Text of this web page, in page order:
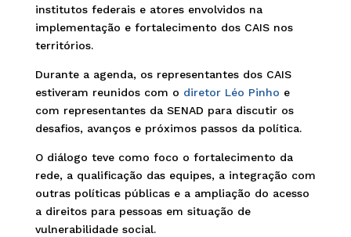
institutos federais e atores envolvidos na
implementação e fortalecimento dos CAIS nos
territórios.
Durante a agenda, os representantes dos CAIS
estiveram reunidos com o diretor Léo Pinho e
com representantes da SENAD para discutir os
desafios, avanços e próximos passos da política.
O diálogo teve como foco o fortalecimento da
rede, a qualificação das equipes, a integração com
outras políticas públicas e a ampliação do acesso
a direitos para pessoas em situação de
vulnerabilidade social.